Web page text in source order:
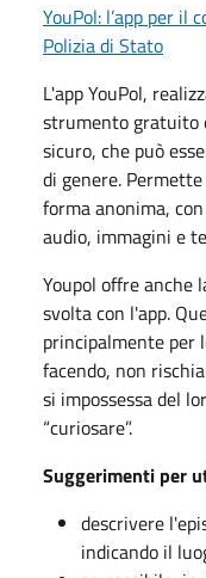
YouPol: l’app per il
Polizia di Stato
L'app YouPol,
strumento gratuito
sicuro, che può
di genere.
forma anonima,
audio, immagini e
Youpol offre anche
svolta con l'app.
principalmente per
facendo, non
si impossessa del
“curiosare”.
Suggerimenti per
descrivere
indicando il